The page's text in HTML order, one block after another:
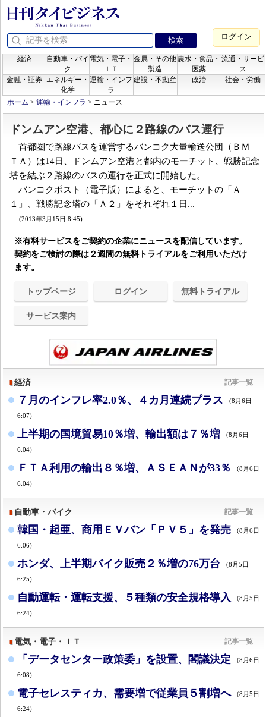
ログイン
経済
自動車・バイ
ク
電気・電子・
ＩＴ
金属・その他
製造
農水・食品・
医薬
流通・サービ
ス
金融・証券
エネルギー・
化学
運輸・インフ
ラ
建設・不動産 政治 社会・労働
ホーム > 運輸・インフラ > ニュース
ドンムアン空港、都心に２路線のバス運行
首都圏で路線バスを運営するバンコク大量輸送公団（ＢＭ
ＴＡ）は14日、ドンムアン空港と都内のモーチット、戦勝記念
塔を結ぶ２路線のバスの運行を正式に開始した。
バンコクポスト（電子版）によると、モーチットの「Ａ
１」、戦勝記念塔の「Ａ２」をそれぞれ１日...
(2013年3月15日 8:45)
※有料サービスをご契約の企業にニュースを配信しています。
契約をご検討の際は２週間の無料トライアルをご利用いただけ
ます。
トップページ ログイン 無料トライアル
サービス案内
経済 記事一覧
７月のインフレ率2.0％、４カ月連続プラス (8月6日
6:07)
上半期の国境貿易10％増、輸出額は７％増 (8月6日
6:04)
ＦＴＡ利用の輸出８％増、ＡＳＥＡＮが33％ (8月6日
6:04)
自動車・バイク 記事一覧
韓国・起亜、商用ＥＶバン「ＰＶ５」を発売 (8月6日
6:06)
ホンダ、上半期バイク販売２％増の76万台 (8月5日
6:25)
自動運転・運転支援、５種類の安全規格導入 (8月5日
6:24)
電気・電子・ＩＴ 記事一覧
「データセンター政策委」を設置、閣議決定 (8月6日
6:08)
電子セレスティカ、需要増で従業員５割増へ (8月5日
6:24)